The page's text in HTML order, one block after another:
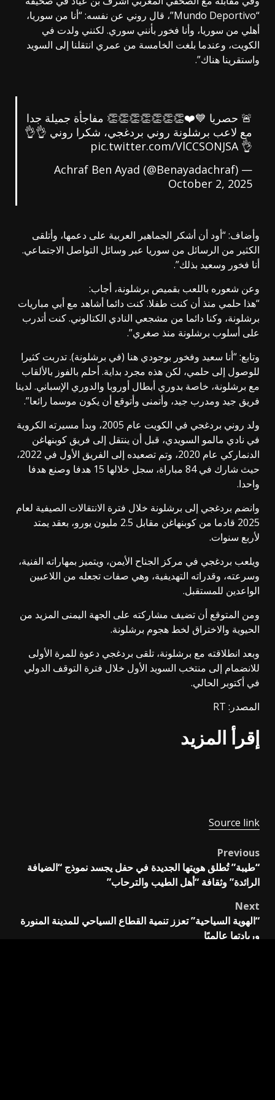
“Mundo Deportivo”، قال روني عن نفسه: “أنا من سوريا،
أهلي من سوريا، وأنا فخور بأنني سوري. لكنني ولدت في
الكويت، وعندما بلغت الخامسة من عمري انتقلنا إلى السويد
واستقرينا هناك”.
🚨 حصريا 💙❤️👏👏👏👏👏👏👏 مفاجأة جميلة جدا
مع لاعب برشلونة روني بردغجي، شكرا روني 👌👌
👌
pic.twitter.com/VlCCSONJSA
— Achraf Ben Ayad (@Benayadachraf)
October 2, 2025
وأضاف: “أود أن أشكر الجماهير العربية على دعمها، وأتلقى
الكثير من الرسائل من سوريا عبر وسائل التواصل الاجتماعي.
أنا فخور وسعيد بذلك”.
وعن شعوره باللعب بقميص برشلونة، أجاب:
“هذا حلمي منذ أن كنت طفلا. كنت دائما أشاهد مع أبي مباريات
برشلونة، وكنا دائما من مشجعي النادي الكتالوني. كنت أتدرب
على أسلوب برشلونة منذ صغري”.
وتابع: “أنا سعيد وفخور بوجودي هنا (في برشلونة). تدربت كثيرا
للوصول إلى حلمي، لكن هذه مجرد بداية. أحلم بالفوز بالألقاب
مع برشلونة، خاصة بدوري أبطال أوروبا والدوري الإسباني. لدينا
فريق جيد ومدرب جيد، وأتمنى وأتوقع أن يكون موسما رائعا”.
ولد روني بردغجي في الكويت عام 2005، وبدأ مسيرته الكروية
في نادي مالمو السويدي، قبل أن ينتقل إلى فريق كوبنهاغن
الدنماركي عام 2020، وتم تصعيده إلى الفريق الأول في 2022،
حيث شارك في 84 مباراة، سجل خلالها 15 هدفا وصنع هدفا
واحدا.
وانضم بردغجي إلى برشلونة خلال فترة الانتقالات الصيفية لعام
2025 قادما من كوبنهاغن مقابل 2.5 مليون يورو، بعقد يمتد
لأربع سنوات.
ويلعب بردغجي في مركز الجناح الأيمن، ويتميز بمهاراته الفنية،
وسرعته، وقدراته التهديفية، وهي صفات تجعله من اللاعبين
الواعدين للمستقبل.
ومن المتوقع أن تضيف مشاركته على الجهة اليمنى المزيد من
الحيوية والاختراق لخط هجوم برشلونة.
وبعد انطلاقته مع برشلونة، تلقى بردغجي دعوة للمرة الأولى
للانضمام إلى منتخب السويد الأول خلال فترة التوقف الدولي
في أكتوبر الحالي.
المصدر: RT
إقرأ المزيد
Source link
Post
navigation
Previous
“طيبة” تُطلق هويتها الجديدة في حفل يجسد نموذج “الضيافة
الرائدة” وثقافة “أهل الطيب والترحاب”
Next
“الهوية السياحية” تعزز تنمية القطاع السياحي للمدينة المنورة
وريادتها عالميًا